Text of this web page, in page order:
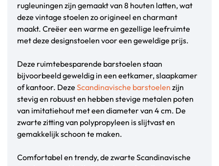
rugleuningen zijn gemaakt van 8 houten latten, wat
deze vintage stoelen zo origineel en charmant
maakt. Creëer een warme en gezellige leefruimte
met deze designstoelen voor een geweldige prijs.
Deze ruimtebesparende barstoelen staan
bijvoorbeeld geweldig in een eetkamer, slaapkamer
of kantoor. Deze Scandinavische barstoelen zijn
stevig en robuust en hebben stevige metalen poten
van imitatiehout met een diameter van 4 cm. De
zwarte zitting van polypropyleen is slijtvast en
gemakkelijk schoon te maken.
Comfortabel en trendy, de zwarte Scandinavische